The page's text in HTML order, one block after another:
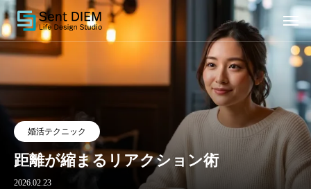
婚活テクニック
距離が縮まるリアクション術
2026.02.23